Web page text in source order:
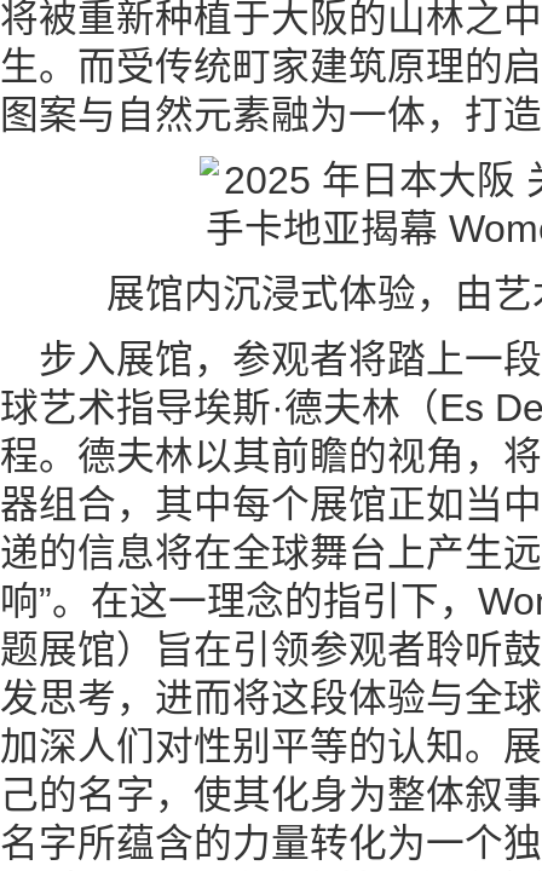
将被重新种植于大阪的山林之
生。而受传统町家建筑原理的
图案与自然元素融为一体，打
展馆内沉浸式体验，由
步入展馆，参观者将踏上一
球艺术指导埃斯·德夫林（Es
程。德夫林以其前瞻的视角，
器组合，其中每个展馆正如当
递的信息将在全球舞台上产生
响”。在这一理念的指引下，
题展馆）旨在引领参观者聆听
发思考，进而将这段体验与全
加深人们对性别平等的认知。
己的名字，使其化身为整体叙
名字所蕴含的力量转化为一个